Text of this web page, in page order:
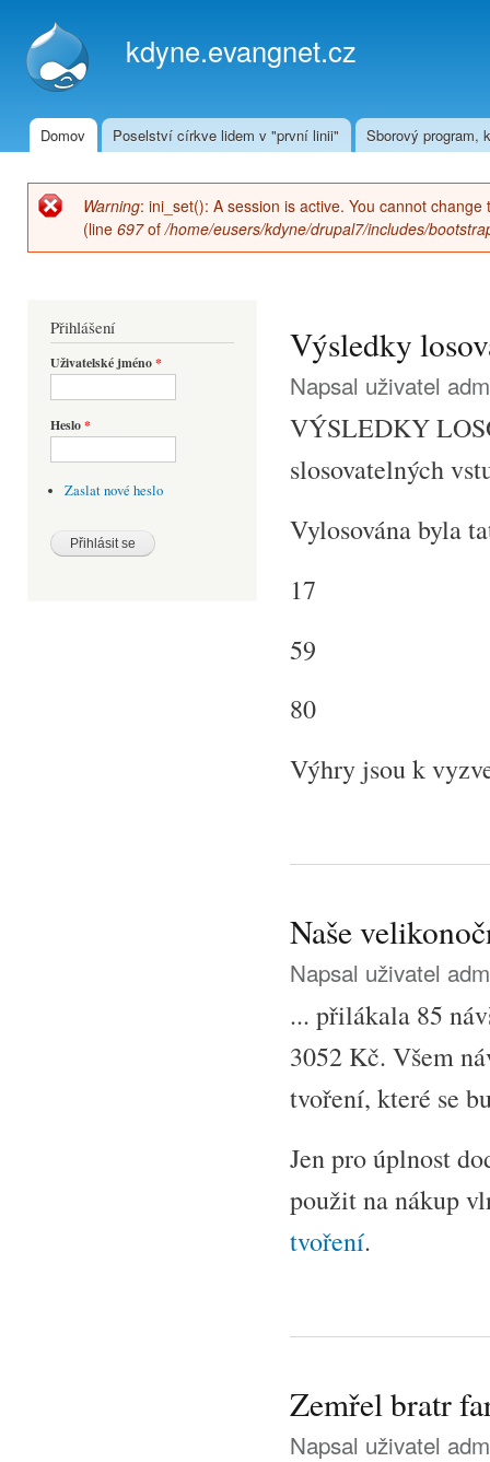
kdyne.evangnet.cz
Hlavní menu
Domov Poselství církve lidem v "první linii" Sborový program,
Chybová zpráva
Warning: ini_set(): A session is active. You cannot
(line 697of/home/eusers/kdyne/drupal7/includes/
Přihlášení
Uživatelské jméno*
Heslo*
Zaslat nové heslo
Výsledky
Napsal uživatel
VÝSLEDKY
slosovatelných
Vylosována byla
17
59
80
Výhry jsou k
Naše
Napsal uživatel
... přilákala 85
3052 Kč. Všem
tvoření, které se
Jen pro úplnost
použit na nákup
tvoření.
Zemřel bratr
Napsal uživatel